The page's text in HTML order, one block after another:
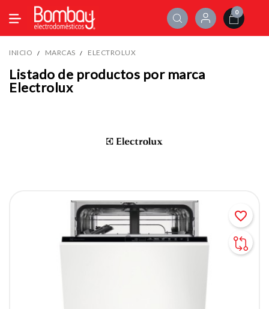
0
INICIO MARCAS ELECTROLUX
Listado de productos por marca
Electrolux
favorite_border